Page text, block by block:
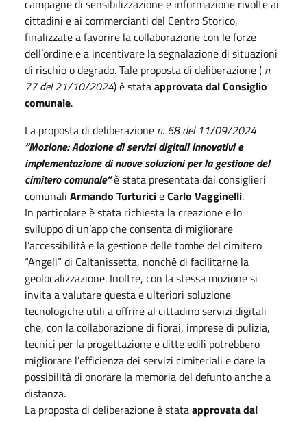
campagne di sensibilizzazione e informazione rivolte ai
cittadini e ai commercianti del Centro Storico,
finalizzate a favorire la collaborazione con le forze
dell’ordine e a incentivare la segnalazione di situazioni
di rischio o degrado. Tale proposta di deliberazione ( n.
77 del 21/10/2024) è stataapprovata dal Consiglio
comunale.
La proposta di deliberazione n. 68 del 11/09/2024
“Mozione: Adozione di servizi digitali innovativi e
implementazione di nuove soluzioni per la gestione del
cimitero comunale”è stata presentata dai consiglieri
comunali Armando TurturicieCarlo Vagginelli.
In particolare è stata richiesta la creazione e lo
sviluppo di un’app che consenta di migliorare
l’accessibilità e la gestione delle tombe del cimitero
“Angeli” di Caltanissetta, nonché di facilitarne la
geolocalizzazione. Inoltre, con la stessa mozione si
invita a valutare questa e ulteriori soluzione
tecnologiche utili a offrire al cittadino servizi digitali
che, con la collaborazione di fiorai, imprese di pulizia,
tecnici per la progettazione e ditte edili potrebbero
migliorare l’efficienza dei servizi cimiteriali e dare la
possibilità di onorare la memoria del defunto anche a
distanza.
La proposta di deliberazione è stataapprovata dal